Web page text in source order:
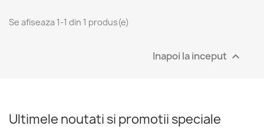
Se afiseaza 1-1 din 1 produs(e)
Inapoi la inceput 
Ultimele noutati si promotii speciale